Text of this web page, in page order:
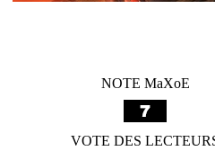
NOTE MaXoE
VOTE DES